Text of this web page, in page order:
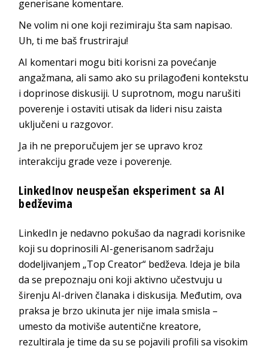
generisane komentare.
Ne volim ni one koji rezimiraju šta sam napisao.
Uh, ti me baš frustriraju!
AI komentari mogu biti korisni za povećanje
angažmana, ali samo ako su prilagođeni kontekstu
i doprinose diskusiji. U suprotnom, mogu narušiti
poverenje i ostaviti utisak da lideri nisu zaista
uključeni u razgovor.
Ja ih ne preporučujem jer se upravo kroz
interakciju grade veze i poverenje.
LinkedInov neuspešan eksperiment sa AI
bedževima
LinkedIn je nedavno pokušao da nagradi korisnike
koji su doprinosili AI-generisanom sadržaju
dodeljivanjem „Top Creator“ bedževa. Ideja je bila
da se prepoznaju oni koji aktivno učestvuju u
širenju AI-driven članaka i diskusija. Međutim, ova
praksa je brzo ukinuta jer nije imala smisla –
umesto da motiviše autentične kreatore,
rezultirala je time da su se pojavili profili sa visokim